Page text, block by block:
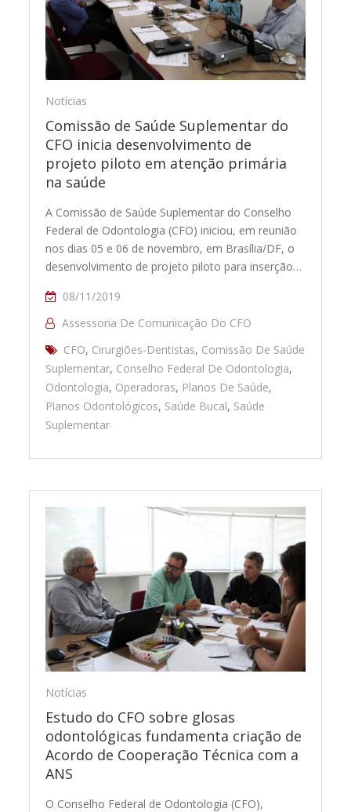
Notícias
Comissão de Saúde Suplementar do
CFO inicia desenvolvimento de
projeto piloto em atenção primária
na saúde
A Comissão de Saúde Suplementar do Conselho
Federal de Odontologia (CFO) iniciou, em reunião
nos dias 05 e 06 de novembro, em Brasília/DF, o
desenvolvimento de projeto piloto para inserção…
08/11/2019
Assessoria De Comunicação Do CFO
CFO, Cirurgiões-Dentistas, Comissão De Saúde
Suplementar, Conselho Federal De Odontologia,
Odontologia, Operadoras, Planos De Saúde,
Planos Odontológicos, Saúde Bucal, Saúde
Suplementar
Notícias
Estudo do CFO sobre glosas
odontológicas fundamenta criação de
Acordo de Cooperação Técnica com a
ANS
O Conselho Federal de Odontologia (CFO),